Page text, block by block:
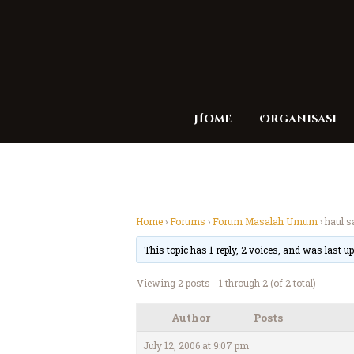
Home Organisasi
Home›Forums ›Forum Masalah Umum ›haul
This topic has 1 reply, 2 voices, and was last
Viewing 2 posts - 1 through 2 (of 2 total)
Author Posts
July 12, 2006 at 9:07 pm